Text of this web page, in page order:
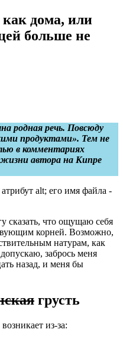
как дома, или
больше не
родная речь. Повсюду
продуктами». Тем не
в комментариях
автора на Кипре
сказать, что ощущаю себя
корней. Возможно,
натурам, как
забрось меня
назад, и меня бы
грусть
из-за: